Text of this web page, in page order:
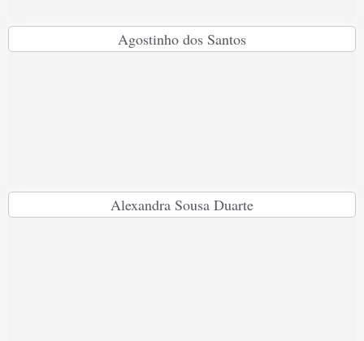
Agostinho dos Santos
Alexandra Sousa Duarte